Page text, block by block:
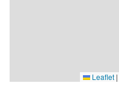
Leaflet |